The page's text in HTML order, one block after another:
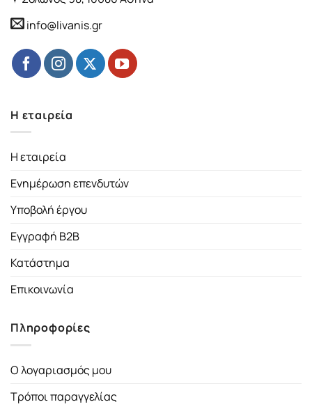
info@livanis.gr
Η εταιρεία
Η εταιρεία
Ενημέρωση επενδυτών
Υποβολή έργου
Εγγραφή B2B
Κατάστημα
Επικοινωνία
Πληροφορίες
Ο λογαριασμός μου
Τρόποι παραγγελίας